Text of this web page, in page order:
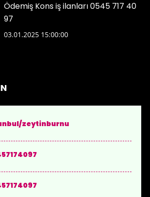
Ödemiş Kons iş ilanları 0545 717 40
97
03.01.2025 15:00:00
zeytinburnu